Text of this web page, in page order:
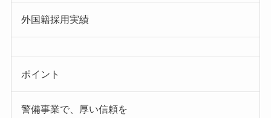
外国籍採用実績
ポイント
警備事業で、厚い信頼を